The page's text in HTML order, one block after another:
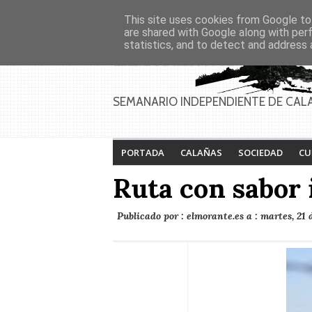
PAGINAS Inicio Contacto Anúnciate
SEMANARIO INDEPENDIENTE DE
PORTADA CALAÑAS SOCIEDAD
Ruta con
Publicado por : elmorante.es a : martes, 21
This site uses cookies from Google
are shared with Google along with
statistics, and to detect and address